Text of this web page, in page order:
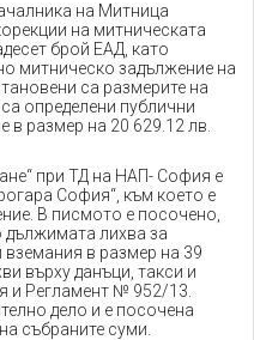
на Митница
на митническата
брой ЕАД, като
митническо задължение на
са размерите на
определени публични
в размер на 20 629.12 лв.
при ТД на НАП- София е
София“, към което е
В писмото е посочено,
дължимата лихва за
в размер на 39
върху данъци, такси и
и Регламент № 952/13.
дело и е посочена
събраните суми.